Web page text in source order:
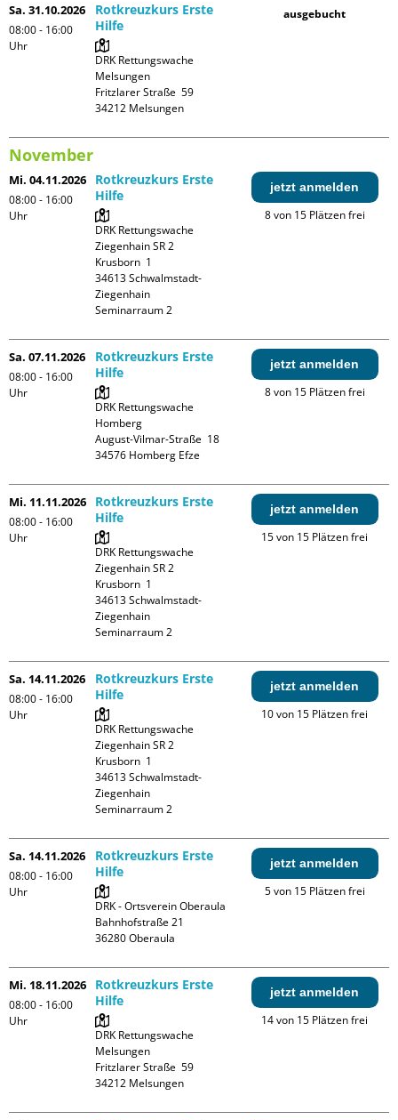
Sa. 31.10.2026
08:00 - 16:00
Uhr
Rotkreuzkurs Erste
Hilfe
DRK Rettungswache
Melsungen
Fritzlarer Straße  59
ausgebucht
November
Mi. 04.11.2026
08:00 - 16:00
Uhr
Rotkreuzkurs Erste
Hilfe
DRK Rettungswache
Ziegenhain SR 2
Krusborn  1
34613 Schwalmstadt-
Ziegenhain
Seminarraum 2
jetzt anmelden
8 von 15 Plätzen frei
Sa. 07.11.2026
08:00 - 16:00
Uhr
Rotkreuzkurs Erste
Hilfe
DRK Rettungswache
Homberg
August-Vilmar-Straße  18
jetzt anmelden
8 von 15 Plätzen frei
Mi. 11.11.2026
08:00 - 16:00
Uhr
Rotkreuzkurs Erste
Hilfe
DRK Rettungswache
Ziegenhain SR 2
Krusborn  1
34613 Schwalmstadt-
Ziegenhain
Seminarraum 2
jetzt anmelden
15 von 15 Plätzen frei
Sa. 14.11.2026
08:00 - 16:00
Uhr
Rotkreuzkurs Erste
Hilfe
DRK Rettungswache
Ziegenhain SR 2
Krusborn  1
34613 Schwalmstadt-
Ziegenhain
Seminarraum 2
jetzt anmelden
10 von 15 Plätzen frei
Sa. 14.11.2026
08:00 - 16:00
Uhr
Rotkreuzkurs Erste
Hilfe
DRK - Ortsverein Oberaula
Bahnhofstraße 21
jetzt anmelden
5 von 15 Plätzen frei
Mi. 18.11.2026
08:00 - 16:00
Uhr
Rotkreuzkurs Erste
Hilfe
DRK Rettungswache
Melsungen
Fritzlarer Straße  59
jetzt anmelden
14 von 15 Plätzen frei